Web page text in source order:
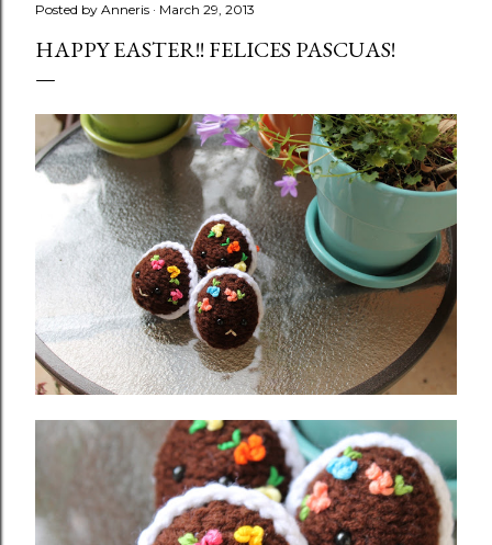
Posted by Anneris March 29, 2013
HAPPY EASTER!! FELICES PASCUAS!